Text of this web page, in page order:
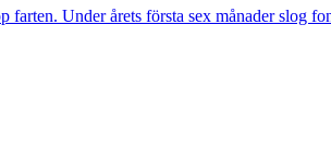
Under årets första sex månader slog